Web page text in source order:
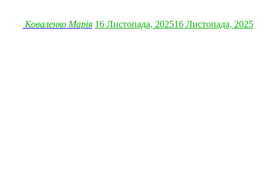
Коваленко Марія 16 Листопада, 202516 Листопада, 2025